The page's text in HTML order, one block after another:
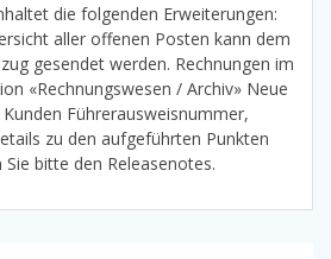
die folgenden Erweiterungen:
aller offenen Posten kann dem
gesendet werden. Rechnungen im
«Rechnungswesen / Archiv» Neue
Führerausweisnummer,
zu den aufgeführten Punkten
bitte den Releasenotes.